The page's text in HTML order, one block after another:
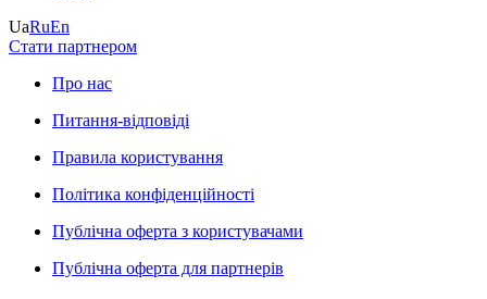
UaRuEn
Стати партнером
Про нас
Питання-відповіді
Правила користування
Політика конфіденційності
Публічна оферта з користувачами
Публічна оферта для партнерів